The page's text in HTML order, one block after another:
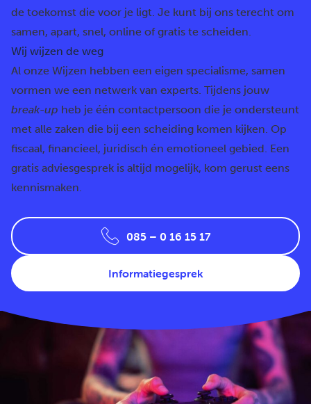
de toekomst die voor je ligt. Je kunt bij ons terecht om
samen, apart, snel, online of gratis te scheiden.
Wij wijzen de weg
Al onze Wijzen hebben een eigen specialisme, samen
vormen we een netwerk van experts. Tijdens jouw
break-up heb je één contactpersoon die je ondersteunt
met alle zaken die bij een scheiding komen kijken. Op
fiscaal, financieel, juridisch én emotioneel gebied. Een
gratis adviesgesprek is altijd mogelijk, kom gerust eens
kennismaken.
085 – 0 16 15 17
Informatiegesprek